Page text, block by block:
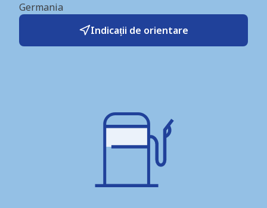
Germania
Indicații de orientare